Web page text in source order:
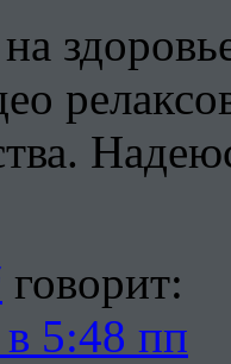
говорит:
5:48 пп